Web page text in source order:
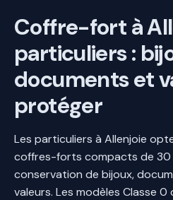
Coffre-fort à
particuliers :
documents et
protéger
Les particuliers à Allenjoie
coffres-forts compacts de 30
conservation de bijoux,
valeurs. Les modèles Classe